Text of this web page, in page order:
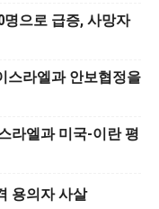
명으로 급증, 사망자
스라엘과 안보협정을
라엘과 미국-이란 평
용의자 사살